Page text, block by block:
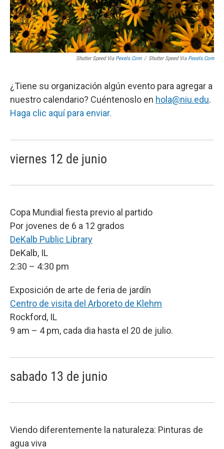
Shutter Speed Via Pexels.com / Shutter Speed Via Pexels.com
¿Tiene su organización algún evento para agregar a
nuestro calendario? Cuéntenoslo en hola@niu.edu.
Haga clic aquí para enviar.
viernes 12 de junio
Copa Mundial fiesta previo al partido
Por jovenes de 6 a 12 grados
DeKalb Public Library
DeKalb, IL
2:30 – 4:30 pm
Exposición de arte de feria de jardín
Centro de visita del Arboreto de Klehm
Rockford, IL
9 am – 4 pm, cada dia hasta el 20 de julio.
sabado 13 de junio
Viendo diferentemente la naturaleza: Pinturas de
agua viva